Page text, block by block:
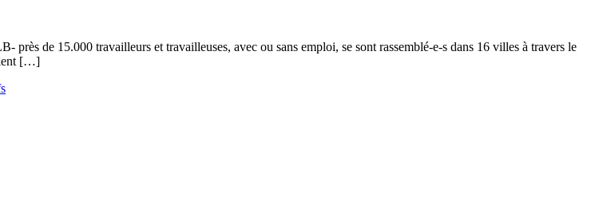
de 15.000 travailleurs et travailleuses, avec ou sans emploi, se sont rassemblé-e-s dans 16 villes à travers le
[…]